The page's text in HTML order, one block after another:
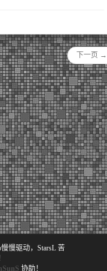
下一页 →
慢驱动，StarsL 苦
协助！